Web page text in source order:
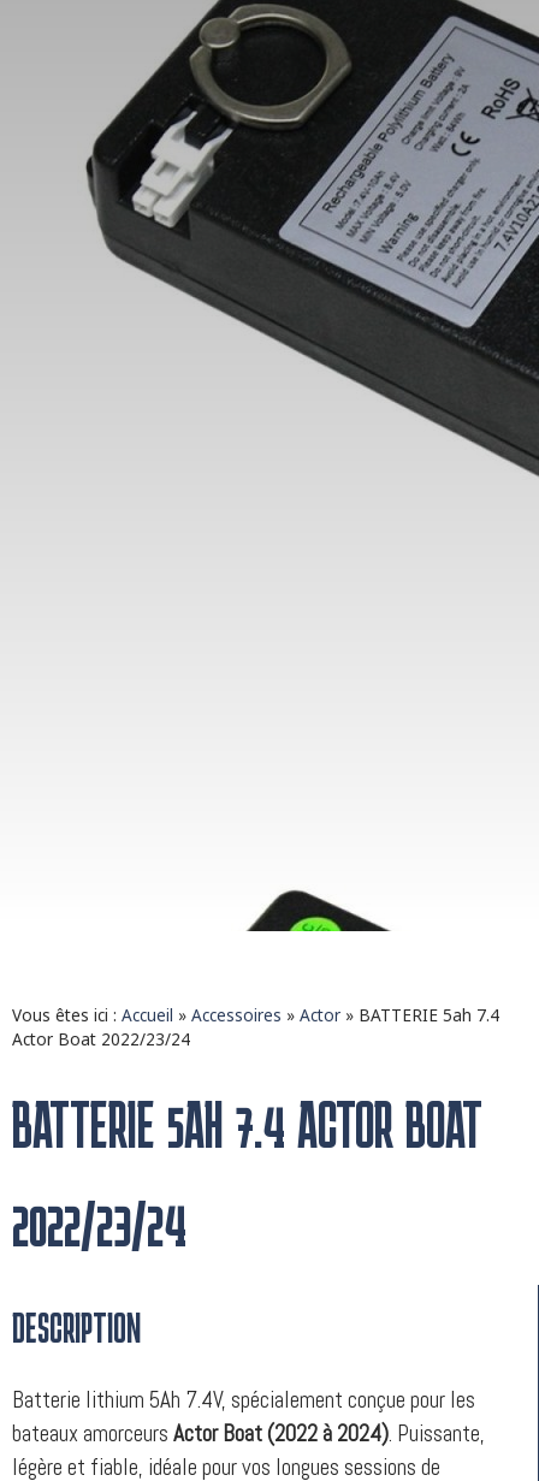
Vous êtes ici : Accueil » Accessoires » Actor » BATTERIE 5ah 7.4
Actor Boat 2022/23/24
BATTERIE 5AH 7.4 ACTOR BOAT
2022/23/24
DESCRIPTION
Batterie lithium 5Ah 7.4V, spécialement conçue pour les
bateaux amorceurs Actor Boat (2022 à 2024). Puissante,
légère et fiable, idéale pour vos longues sessions de